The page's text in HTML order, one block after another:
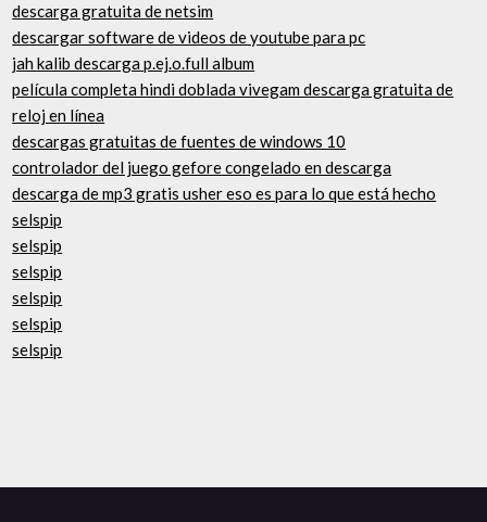
descarga gratuita de netsim
descargar software de videos de youtube para pc
jah kalib descarga p.ej.o.full album
película completa hindi doblada vivegam descarga gratuita de
reloj en línea
descargas gratuitas de fuentes de windows 10
controlador del juego gefore congelado en descarga
descarga de mp3 gratis usher eso es para lo que está hecho
selspip
selspip
selspip
selspip
selspip
selspip